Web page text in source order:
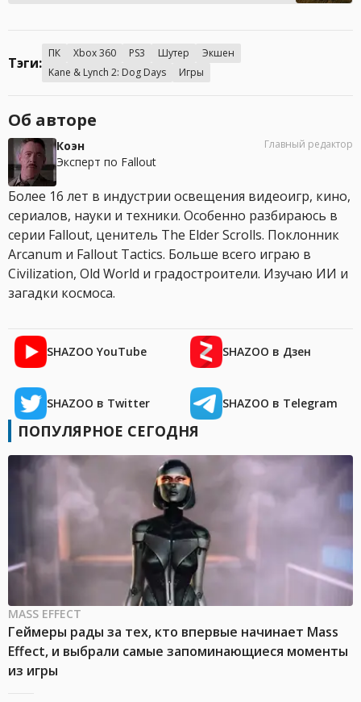
Тэги:
ПК Xbox 360 PS3 Шутер
Экшен
Kane & Lynch 2: Dog Days
Игры
Об авторе
Коэн
Эксперт по Fallout
Главный редактор
Более 16 лет в индустрии освещения видеоигр, кино,
сериалов, науки и техники. Особенно разбираюсь в
серии Fallout, ценитель The Elder Scrolls. Поклонник
Arcanum и Fallout Tactics. Больше всего играю в
Civilization, Old World и градостроители. Изучаю ИИ и
загадки космоса.
SHAZOO YouTube SHAZOO в Дзен
SHAZOO в Twitter SHAZOO в Telegram
ПОПУЛЯРНОЕ СЕГОДНЯ
MASS EFFECT
Геймеры рады за тех, кто впервые начинает Mass
Effect, и выбрали самые запоминающиеся моменты
из игры